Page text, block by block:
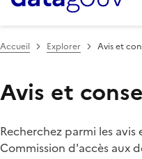
Accueil Explorer Avis et
Avis et
Recherchez parmi les
Commission d'accès aux